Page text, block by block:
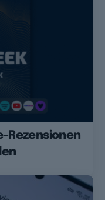
Rezensionen